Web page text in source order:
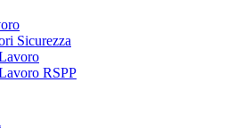
Sicurezza
RSPP